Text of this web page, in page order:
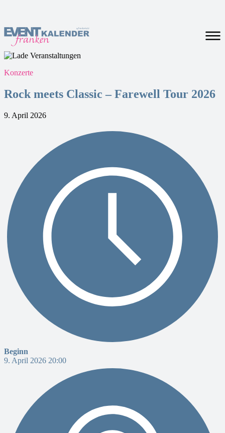
Konzerte
Rock meets Classic – Farewell Tour 2026
9. April 2026
Beginn
9. April 2026 20:00